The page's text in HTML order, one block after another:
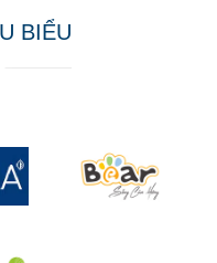
BIỂU